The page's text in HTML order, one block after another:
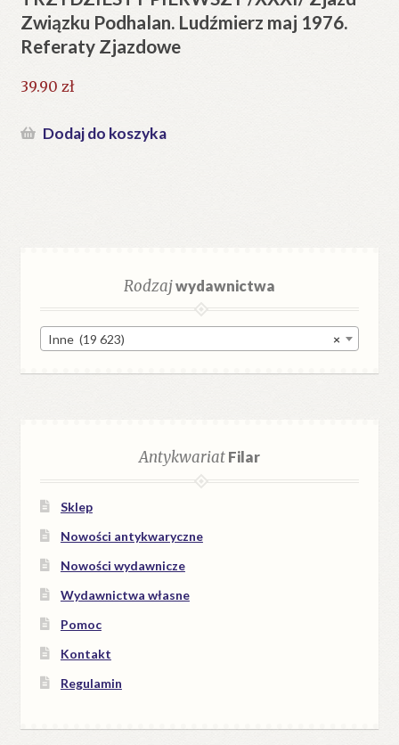
Związku Podhalan. Ludźmierz maj 1976.
Referaty Zjazdowe
39.90 zł
Dodaj do koszyka
Rodzajwydawnictwa
×
Inne (19 623)
AntykwariatFilar
Sklep
Nowości antykwaryczne
Nowości wydawnicze
Wydawnictwa własne
Pomoc
Kontakt
Regulamin